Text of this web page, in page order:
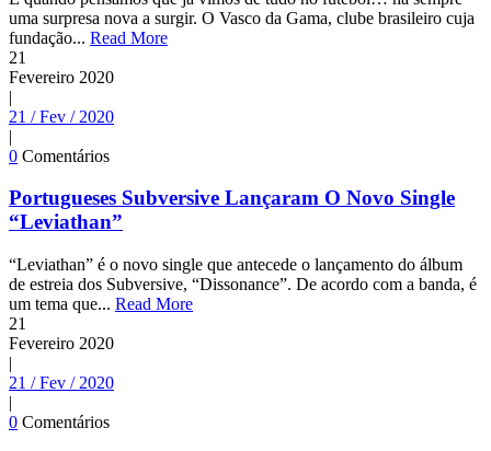
uma surpresa nova a surgir. O Vasco da Gama, clube brasileiro cuja
fundação... Read More
21
Fevereiro 2020
|
21 / Fev / 2020
|
0 Comentários
Portugueses Subversive Lançaram O Novo Single
“Leviathan”
“Leviathan” é o novo single que antecede o lançamento do álbum
de estreia dos Subversive, “Dissonance”. De acordo com a banda, é
um tema que... Read More
21
Fevereiro 2020
|
21 / Fev / 2020
|
0 Comentários